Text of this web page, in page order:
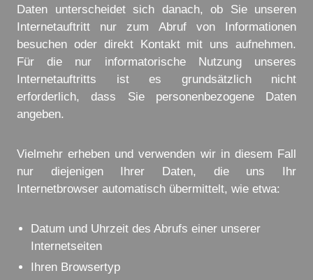
Daten unterscheidet sich danach, ob Sie unseren
Internetauftritt nur zum Abruf von Informationen
besuchen oder direkt Kontakt mit uns aufnehmen.
Für die nur informatorische Nutzung unseres
Internetauftritts ist es grundsätzlich nicht
erforderlich, dass Sie personenbezogene Daten
angeben.
Vielmehr erheben und verwenden wir in diesem Fall
nur diejenigen Ihrer Daten, die uns Ihr
Internetbrowser automatisch übermittelt, wie etwa:
Datum und Uhrzeit des Abrufs einer unserer
Internetseiten
Ihren Browsertyp